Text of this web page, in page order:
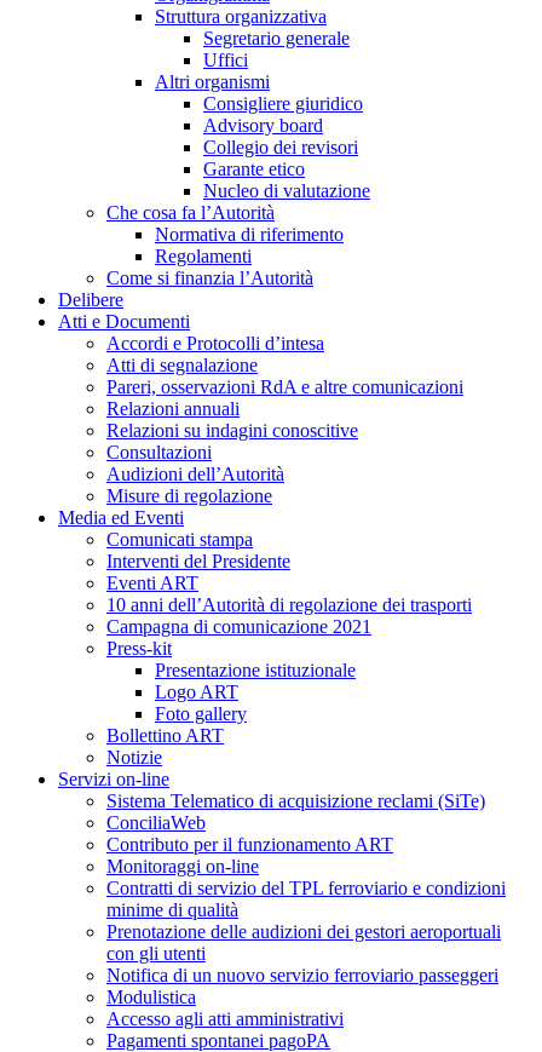
Struttura organizzativa
Segretario generale
Uffici
Altri organismi
Consigliere giuridico
Advisory board
Collegio dei revisori
Garante etico
Nucleo di valutazione
Che cosa fa l’Autorità
Normativa di riferimento
Regolamenti
Come si finanzia l’Autorità
Delibere
Atti e Documenti
Accordi e Protocolli d’intesa
Atti di segnalazione
Pareri, osservazioni RdA e altre comunicazioni
Relazioni annuali
Relazioni su indagini conoscitive
Consultazioni
Audizioni dell’Autorità
Misure di regolazione
Media ed Eventi
Comunicati stampa
Interventi del Presidente
Eventi ART
10 anni dell’Autorità di regolazione dei trasporti
Campagna di comunicazione 2021
Press-kit
Presentazione istituzionale
Logo ART
Foto gallery
Bollettino ART
Notizie
Servizi on-line
Sistema Telematico di acquisizione reclami (SiTe)
ConciliaWeb
Contributo per il funzionamento ART
Monitoraggi on-line
Contratti di servizio del TPL ferroviario e condizioni
minime di qualità
Prenotazione delle audizioni dei gestori aeroportuali
con gli utenti
Notifica di un nuovo servizio ferroviario passeggeri
Modulistica
Accesso agli atti amministrativi
Pagamenti spontanei pagoPA